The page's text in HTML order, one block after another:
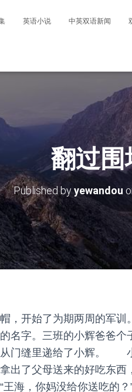
英语小说 中英双语新闻
翻过围
Published byyewandou
，开始了为期两周的军
名字。三班的小辉爸爸个
从门缝里递给了小辉。
出了父母送来的好吃东西
“王海，你妈没给你送吃